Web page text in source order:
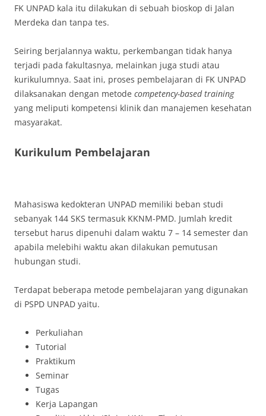
FK UNPAD kala itu dilakukan di sebuah bioskop di Jalan
Merdeka dan tanpa tes.
Seiring berjalannya waktu, perkembangan tidak hanya
terjadi pada fakultasnya, melainkan juga studi atau
kurikulumnya. Saat ini, proses pembelajaran di FK UNPAD
dilaksanakan dengan metode competency-based training
yang meliputi kompetensi klinik dan manajemen kesehatan
masyarakat.
Kurikulum Pembelajaran
Mahasiswa kedokteran UNPAD memiliki beban studi
sebanyak 144 SKS termasuk KKNM-PMD. Jumlah kredit
tersebut harus dipenuhi dalam waktu 7 – 14 semester dan
apabila melebihi waktu akan dilakukan pemutusan
hubungan studi.
Terdapat beberapa metode pembelajaran yang digunakan
di PSPD UNPAD yaitu.
Perkuliahan
Tutorial
Praktikum
Seminar
Tugas
Kerja Lapangan